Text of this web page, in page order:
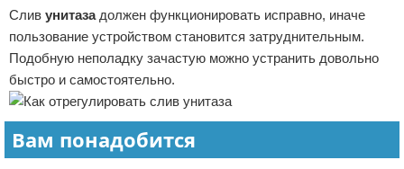
Дизайн дачи
Дизайн квартиры
Кухня
Посуда
Ремонт
Ремонт дачи
Ремонт квартиры
Инструменты
Ванная
Сотрудничество
Размещение рекламы
Для правообладателей
Условия предоставления информации
Слив унитазадолжен функционировать исправно, иначе
пользование устройством становится затруднительным.
Подобную неполадку зачастую можно устранить довольно
быстро и самостоятельно.
Вам понадобится